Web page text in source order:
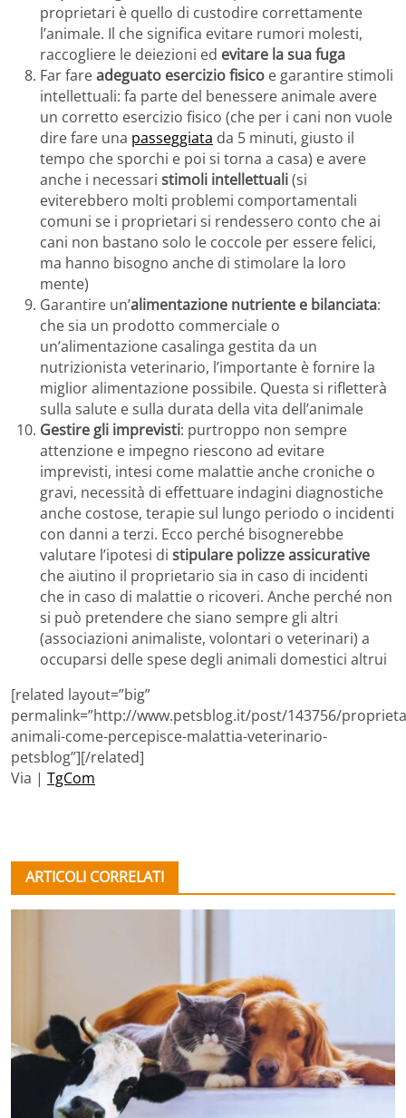
proprietari è quello di custodire correttamente
l’animale. Il che significa evitare rumori molesti,
raccogliere le deiezioni ed evitare la sua fuga
Far fareadeguato esercizio fisico e garantire stimoli
intellettuali: fa parte del benessere animale avere
un corretto esercizio fisico (che per i cani non vuole
dire fare una passeggiata da 5 minuti, giusto il
tempo che sporchi e poi si torna a casa) e avere
anche i necessari stimoli intellettuali(si
eviterebbero molti problemi comportamentali
comuni se i proprietari si rendessero conto che ai
cani non bastano solo le coccole per essere felici,
ma hanno bisogno anche di stimolare la loro
mente)
Garantire un’alimentazione nutriente e bilanciata:
che sia un prodotto commerciale o
un’alimentazione casalinga gestita da un
nutrizionista veterinario, l’importante è fornire la
miglior alimentazione possibile. Questa si rifletterà
sulla salute e sulla durata della vita dell’animale
Gestire gli imprevisti: purtroppo non sempre
attenzione e impegno riescono ad evitare
imprevisti, intesi come malattie anche croniche o
gravi, necessità di effettuare indagini diagnostiche
anche costose, terapie sul lungo periodo o incidenti
con danni a terzi. Ecco perché bisognerebbe
valutare l’ipotesi di stipulare polizze assicurative
che aiutino il proprietario sia in caso di incidenti
che in caso di malattie o ricoveri. Anche perché non
si può pretendere che siano sempre gli altri
(associazioni animaliste, volontari o veterinari) a
occuparsi delle spese degli animali domestici altrui
[related layout=”big”
permalink=”http://www.petsblog.it/post/143756/
animali-come-percepisce-malattia-veterinario-
petsblog”][/related]
Via | TgCom
ARTICOLI CORRELATI